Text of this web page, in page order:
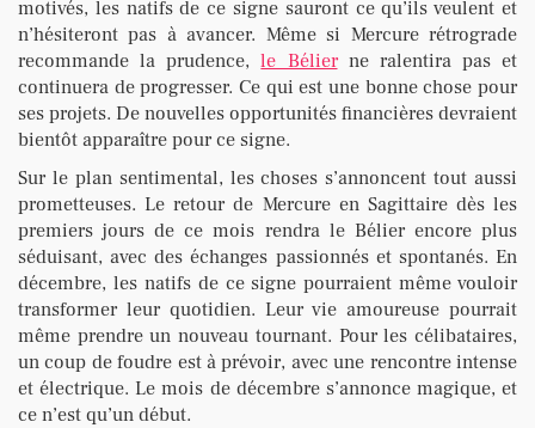
motivés, les natifs de ce signe sauront ce qu’ils veulent et
n’hésiteront pas à avancer. Même si Mercure rétrograde
recommande la prudence,le Bélierne ralentira pas et
continuera de progresser. Ce qui est une bonne chose pour
ses projets. De nouvelles opportunités financières devraient
bientôt apparaître pour ce signe.
Sur le plan sentimental, les choses s’annoncent tout aussi
prometteuses. Le retour de Mercure en Sagittaire dès les
premiers jours de ce mois rendra le Bélier encore plus
séduisant, avec des échanges passionnés et spontanés. En
décembre, les natifs de ce signe pourraient même vouloir
transformer leur quotidien. Leur vie amoureuse pourrait
même prendre un nouveau tournant. Pour les célibataires,
un coup de foudre est à prévoir, avec une rencontre intense
et électrique. Le mois de décembre s’annonce magique, et
ce n’est qu’un début.